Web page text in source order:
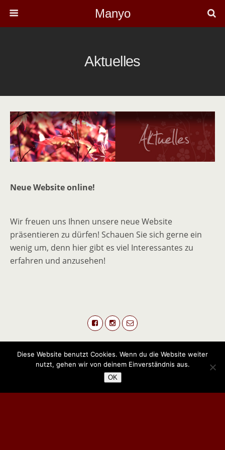
Manyo
Aktuelles
Neue Website online!
Wir freuen uns Ihnen unsere neue Website
präsentieren zu dürfen! Schauen Sie sich gerne ein
wenig um, denn hier gibt es viel Interessantes zu
erfahren und anzusehen!
Diese Website benutzt Cookies. Wenn du die Website weiter
nutzt, gehen wir von deinem Einverständnis aus.
OK
Zum Seitenanfang